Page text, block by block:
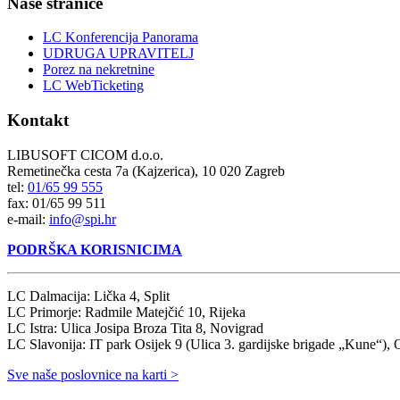
LC Konferencija Panorama
UDRUGA UPRAVITELJ
Porez na nekretnine
LC WebTicketing
Kontakt
LIBUSOFT CICOM d.o.o.
Remetinečka cesta 7a (Kajzerica), 10 020 Zagreb
tel: 01/65 99 555
fax: 01/65 99 511
e-mail: info@spi.hr
PODRŠKA KORISNICIMA
LC Dalmacija: Lička 4, Split
LC Primorje: Radmile Matejčić 10, Rijeka
LC Istra: Ulica Josipa Broza Tita 8, Novigrad
LC Slavonija: IT park Osijek 9 (Ulica 3. gardijske brigade „Kune“),
Sve naše poslovnice na karti >